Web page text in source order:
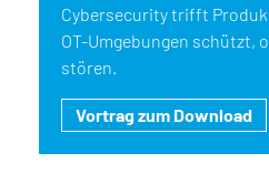
Cybersecurity trifft
OT-Umgebungen schützt,
stören.
Vortrag zum Download